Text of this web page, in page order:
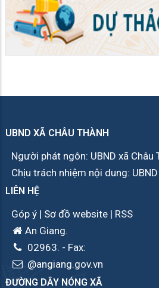
UBND XÃ CHÂU THÀNH
Người phát ngôn: UBND xã Châu
Chịu trách nhiệm nội dung:
LIÊN HỆ
Góp ý | Sơ đồ website | RSS
An Giang.
02963. - Fax:
@angiang.gov.vn
ĐƯỜNG DÂY NÓNG XÃ